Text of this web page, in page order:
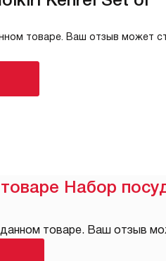
товаре. Ваш отзыв может
Набор
товаре. Ваш отзыв